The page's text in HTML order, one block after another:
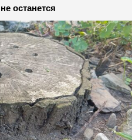
останется